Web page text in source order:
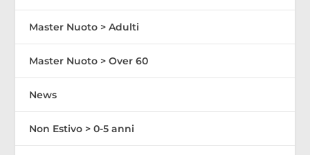
Master Nuoto > Adulti
Master Nuoto > Over 60
News
Non Estivo > 0-5 anni